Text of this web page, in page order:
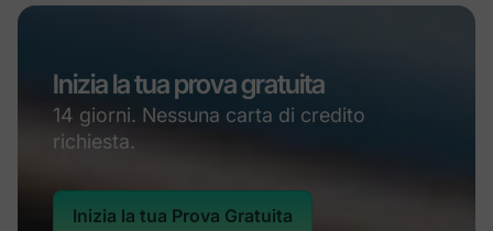
Inizia la tua prova gratuita
14 giorni. Nessuna carta di credito
richiesta.
Inizia la tua Prova Gratuita